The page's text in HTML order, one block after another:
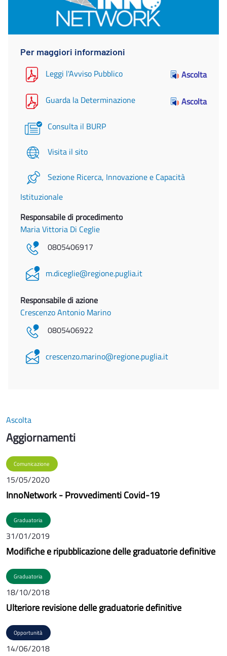
Per maggiori informazioni
Leggi l'Avviso Pubblico Ascolta
Guarda la Determinazione Ascolta
Consulta il BURP
Visita il sito
Sezione Ricerca, Innovazione e Capacità
Istituzionale
Responsabile di procedimento
Maria Vittoria Di Ceglie
0805406917
m.diceglie@regione.puglia.it
Responsabile di azione
Crescenzo Antonio Marino
0805406922
crescenzo.marino@regione.puglia.it
Ascolta
Aggiornamenti
Comunicazione
15/05/2020
InnoNetwork - Provvedimenti Covid-19
Graduatoria
31/01/2019
Modifiche e ripubblicazione delle graduatorie definitive
Graduatoria
18/10/2018
Ulteriore revisione delle graduatorie definitive
Opportunità
14/06/2018